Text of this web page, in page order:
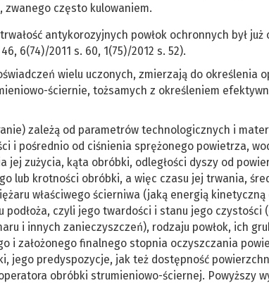
często kulowaniem.
antykorozyjnych powłok ochronnych był już
6(74)/2011 s. 60, 1(75)/2012 s. 52).
wielu uczonych, zmierzają do określenia
ściernie, tożsamych z określeniem
zależą od parametrów technologicznych i
i pośrednio od ciśnienia sprężonego powietrza,
zużycia, kąta obróbki, odległości dyszy od
lub krotności obróbki, a więc czasu jej trwania,
właściwego ścierniwa (jaką energią kinetyczną
czyli jego twardości i stanu jego czystości
i innych zanieczyszczeń), rodzaju powłok, ich
i założonego finalnego stopnia oczyszczania
jego predyspozycje, jak też dostępność
obróbki strumieniowo-ściernej. Powyższy